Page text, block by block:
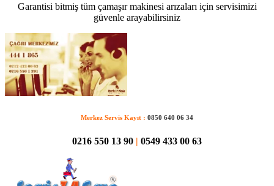
Garantisi bitmiş tüm çamaşır makinesi arızaları için servisimizi
güvenle arayabilirsiniz
Merkez Servis Kayıt : 0850 640 06 34
0216 550 13 90 0549 433 00 63